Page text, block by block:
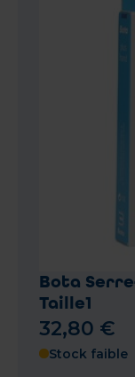
Bota
Taille1
32,80 €
Stock faible